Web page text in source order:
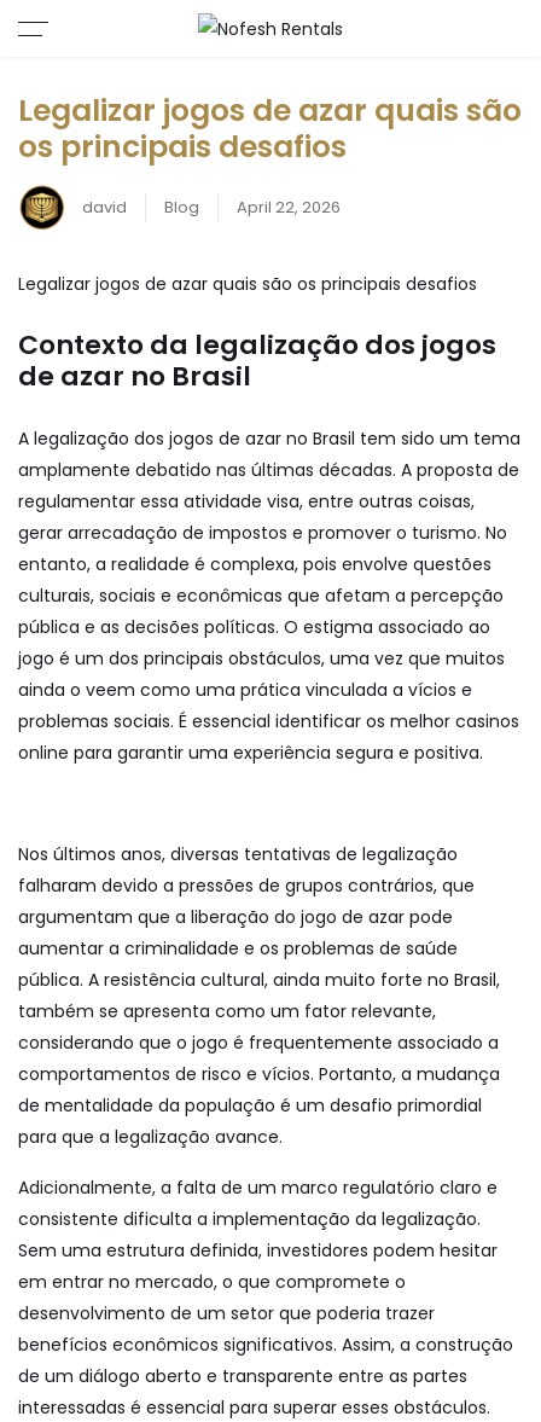
Legalizar jogos de azar quais são
os principais desafios
david Blog April 22, 2026
Legalizar jogos de azar quais são os principais desafios
Contexto da legalização dos jogos
de azar no Brasil
A legalização dos jogos de azar no Brasil tem sido um tema
amplamente debatido nas últimas décadas. A proposta de
regulamentar essa atividade visa, entre outras coisas,
gerar arrecadação de impostos e promover o turismo. No
entanto, a realidade é complexa, pois envolve questões
culturais, sociais e econômicas que afetam a percepção
pública e as decisões políticas. O estigma associado ao
jogo é um dos principais obstáculos, uma vez que muitos
ainda o veem como uma prática vinculada a vícios e
problemas sociais. É essencial identificar os melhor casinos
online para garantir uma experiência segura e positiva.
Nos últimos anos, diversas tentativas de legalização
falharam devido a pressões de grupos contrários, que
argumentam que a liberação do jogo de azar pode
aumentar a criminalidade e os problemas de saúde
pública. A resistência cultural, ainda muito forte no Brasil,
também se apresenta como um fator relevante,
considerando que o jogo é frequentemente associado a
comportamentos de risco e vícios. Portanto, a mudança
de mentalidade da população é um desafio primordial
para que a legalização avance.
Adicionalmente, a falta de um marco regulatório claro e
consistente dificulta a implementação da legalização.
Sem uma estrutura definida, investidores podem hesitar
em entrar no mercado, o que compromete o
desenvolvimento de um setor que poderia trazer
benefícios econômicos significativos. Assim, a construção
de um diálogo aberto e transparente entre as partes
interessadas é essencial para superar esses obstáculos.